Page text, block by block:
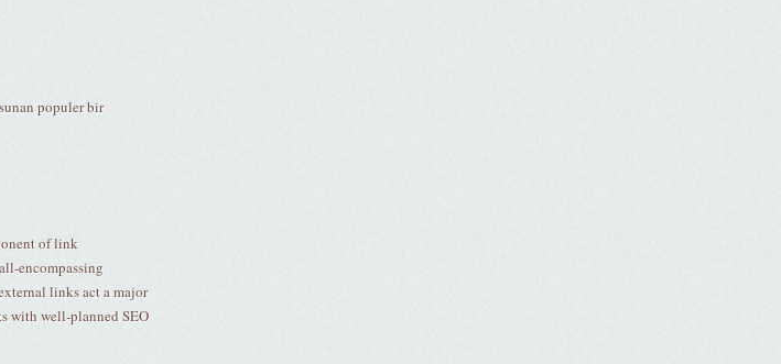
populer bir
of link
encompassing
links act a major
with well-planned SEO